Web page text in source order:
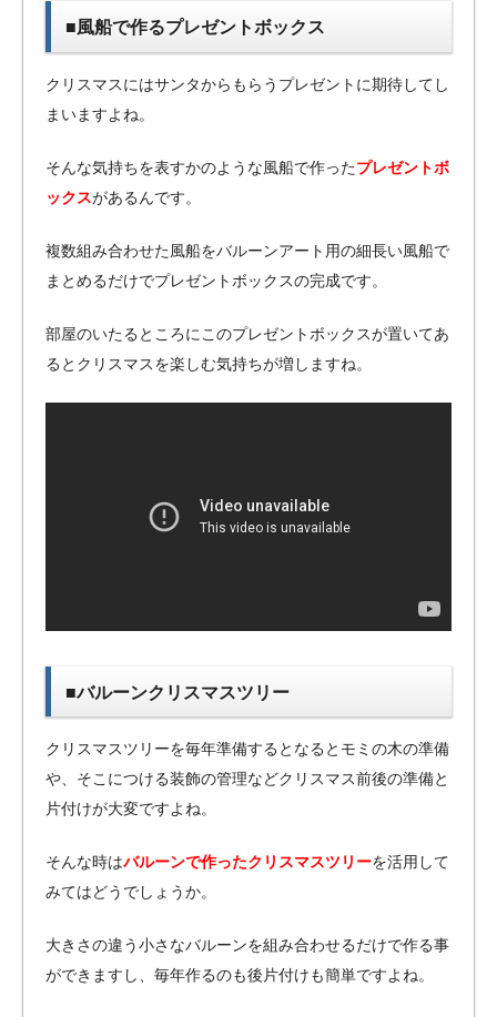
■風船で作るプレゼントボックス
クリスマスにはサンタからもらうプレゼントに期待してし
まいますよね。
そんな気持ちを表すかのような風船で作ったプレゼントボ
ックスがあるんです。
複数組み合わせた風船をバルーンアート用の細長い風船で
まとめるだけでプレゼントボックスの完成です。
部屋のいたるところにこのプレゼントボックスが置いてあ
るとクリスマスを楽しむ気持ちが増しますね。
■バルーンクリスマスツリー
クリスマスツリーを毎年準備するとなるとモミの木の準備
や、そこにつける装飾の管理などクリスマス前後の準備と
片付けが大変ですよね。
そんな時はバルーンで作ったクリスマスツリーを活用して
みてはどうでしょうか。
大きさの違う小さなバルーンを組み合わせるだけで作る事
ができますし、毎年作るのも後片付けも簡単ですよね。